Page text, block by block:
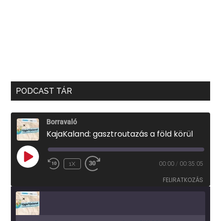
PODCAST TÁR
Borravaló
KajaKaland: gasztroutazás a föld körül
PLAY
EPISODE
1X 00:00 / 00:35:05
FELIRATKOZÁS